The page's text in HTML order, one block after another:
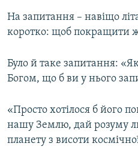
На запитання – навіщо
коротко: щоб покращити
Було й таке запитання:
Богом, що б ви у нього
«Просто хотілося б його
нашу Землю, дай розуму
планету з висоти